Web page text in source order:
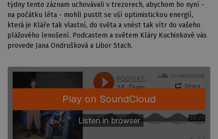
týdny tento záznam uchovávali v trezorech, abychom ho nyní -
na počátku léta - mohli pustit se vší optimistickou energií,
která je Kláře tak vlastní, do světa a vnést tak vítr do vašeho
plážového lenošení. Podcastem a světem Kláry Kuchinkové vás
provede Jana Ondrušková a Libor Stach.